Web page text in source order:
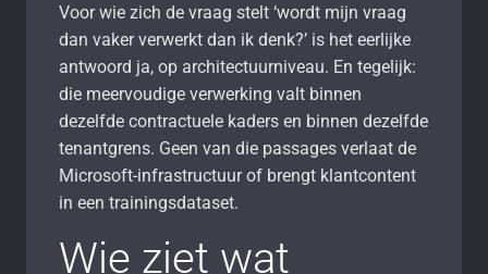
Voor wie zich de vraag stelt ‘wordt mijn vraag
dan vaker verwerkt dan ik denk?’ is het eerlijke
antwoord ja, op architectuurniveau. En tegelijk:
die meervoudige verwerking valt binnen
dezelfde contractuele kaders en binnen dezelfde
tenantgrens. Geen van die passages verlaat de
Microsoft-infrastructuur of brengt klantcontent
in een trainingsdataset.
Wie ziet wat